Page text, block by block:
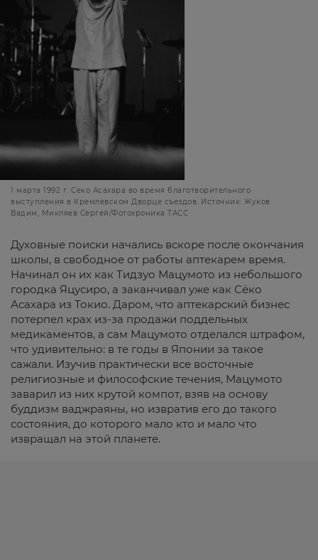
1 марта 1992 г. Секо Асахара во время благотворительного
выступления в Кремлевском Дворце съездов. Источник: Жуков
Вадим, Микляев Сергей/Фотохроника ТАСС
Духовные поиски начались вскоре после окончания
школы, в свободное от работы аптекарем время.
Начинал он их как Тидзуо Мацумото из небольшого
городка Яцусиро, а заканчивал уже как Сёко
Асахара из Токио. Даром, что аптекарский бизнес
потерпел крах из-за продажи поддельных
медикаментов, а сам Мацумото отделался штрафом,
что удивительно: в те годы в Японии за такое
сажали. Изучив практически все восточные
религиозные и философские течения, Мацумото
заварил из них крутой компот, взяв на основу
буддизм ваджраяны, но извратив его до такого
состояния, до которого мало кто и мало что
извращал на этой планете.